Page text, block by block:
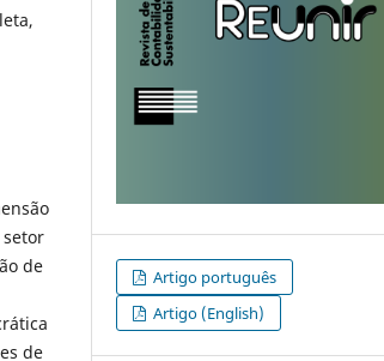
setor
de
de
Artigo português
Artigo (English)